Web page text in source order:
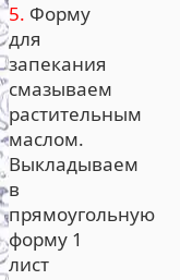
5. Форму
для
запекания
смазываем
растительным
маслом.
Выкладываем
в
прямоугольную
форму 1
лист